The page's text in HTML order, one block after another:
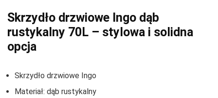
Skrzydło drzwiowe Ingo dąb
rustykalny 70L – stylowa i solidna
opcja
Skrzydło drzwiowe Ingo
Materiał: dąb rustykalny